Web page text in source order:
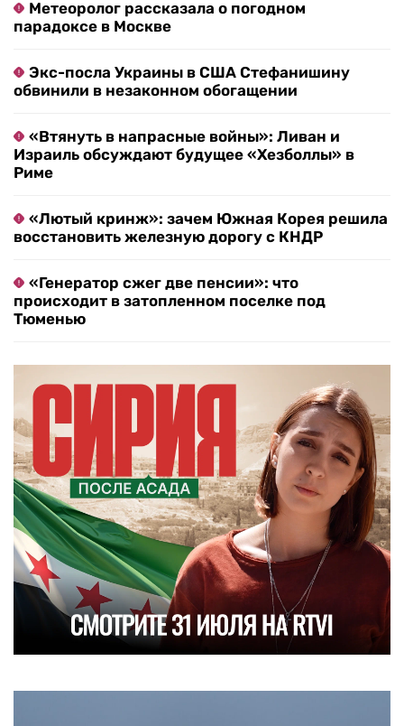
Метеоролог рассказала о погодном
парадоксе в Москве
Экс-посла Украины в США Стефанишину
обвинили в незаконном обогащении
«Втянуть в напрасные войны»: Ливан и
Израиль обсуждают будущее «Хезболлы» в
Риме
«Лютый кринж»: зачем Южная Корея решила
восстановить железную дорогу с КНДР
«Генератор сжег две пенсии»: что
происходит в затопленном поселке под
Тюменью